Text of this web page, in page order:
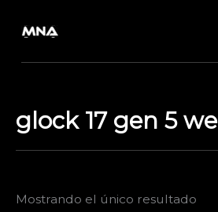
glock 17 gen 5 we
Mostrando el único resultado